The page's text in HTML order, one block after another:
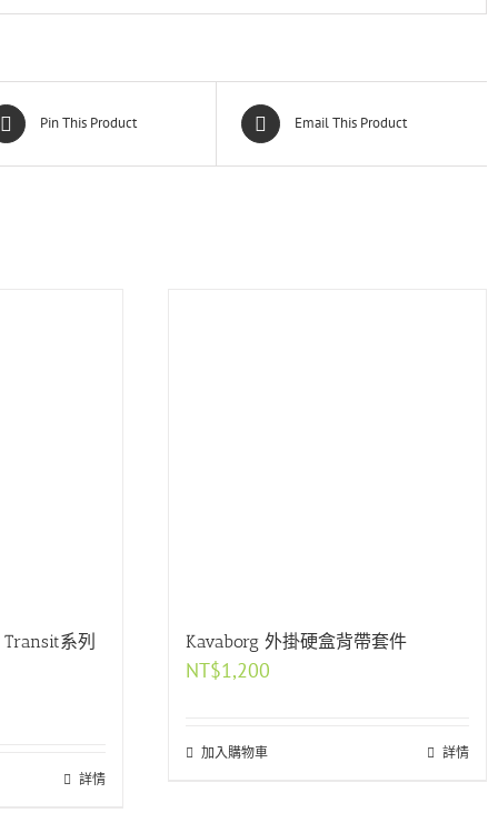
Pin This Product Email This Product
系列
詳情
Kavaborg 外掛硬盒背帶套件
NT$1,200
加入購物車 詳情